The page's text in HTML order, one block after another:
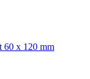
60 x 120 mm